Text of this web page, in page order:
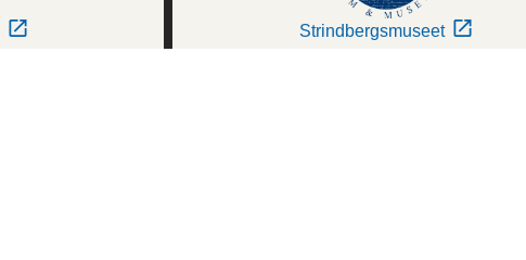
Strindbergsmuseet